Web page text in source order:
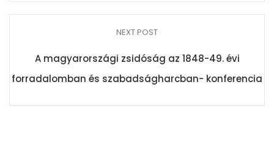
NEXT POST
A magyarországi zsidóság az 1848-49. évi
forradalomban és szabadságharcban- konferencia